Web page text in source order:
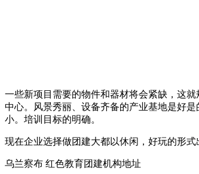
一些新项目需要的物件和器材将会紧缺，这
中心。风景秀丽、设备齐备的产业基地是好
小。培训目标的明确。
现在企业选择做团建大都以休闲，好玩的形
乌兰察布 红色教育团建机构地址